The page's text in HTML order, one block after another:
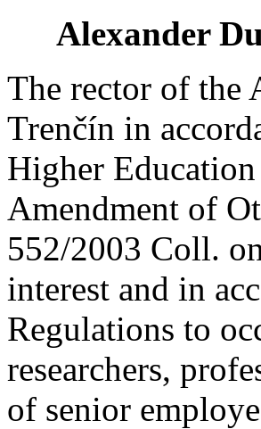
Alexander
The rector of the
Trenčín in
Higher
Amendment of
552/2003 Coll.
interest and in
Regulations to
researchers,
of senior